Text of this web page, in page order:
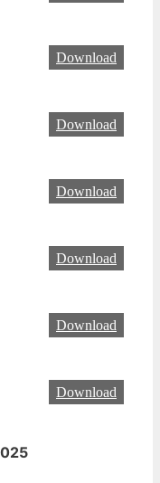
Download
Download
Download
Download
Download
Download